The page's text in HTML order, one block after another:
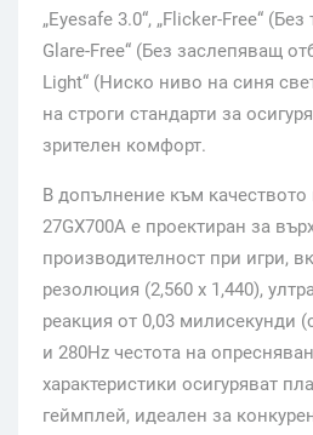
„Eyesafe 3.0“, „Flicker-Free“
Glare-Free“ (Без заслепяващ
Light“ (Ниско ниво на синя
на строги стандарти за
зрителен комфорт.
В допълнение към качеството
27GX700A е проектиран за
производителност при игри,
резолюция (2,560 x 1,440),
реакция от 0,03 милисекунди
и 280Hz честота на
характеристики осигуряват
геймплей, идеален за